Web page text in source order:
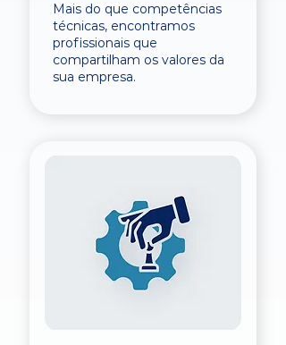
Mais do que competências
técnicas, encontramos
profissionais que
compartilham os valores da
sua empresa.